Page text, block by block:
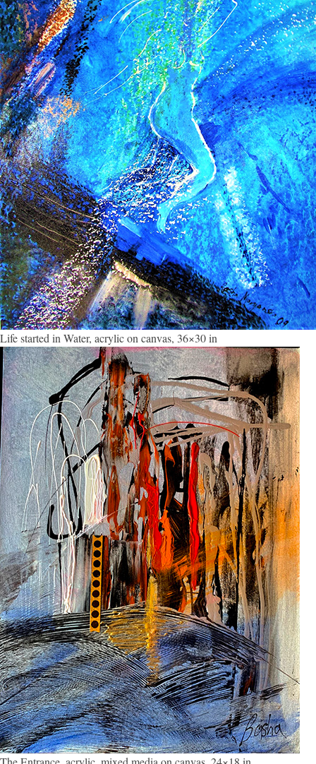
Life started in Water, acrylic on canvas, 36×30 in